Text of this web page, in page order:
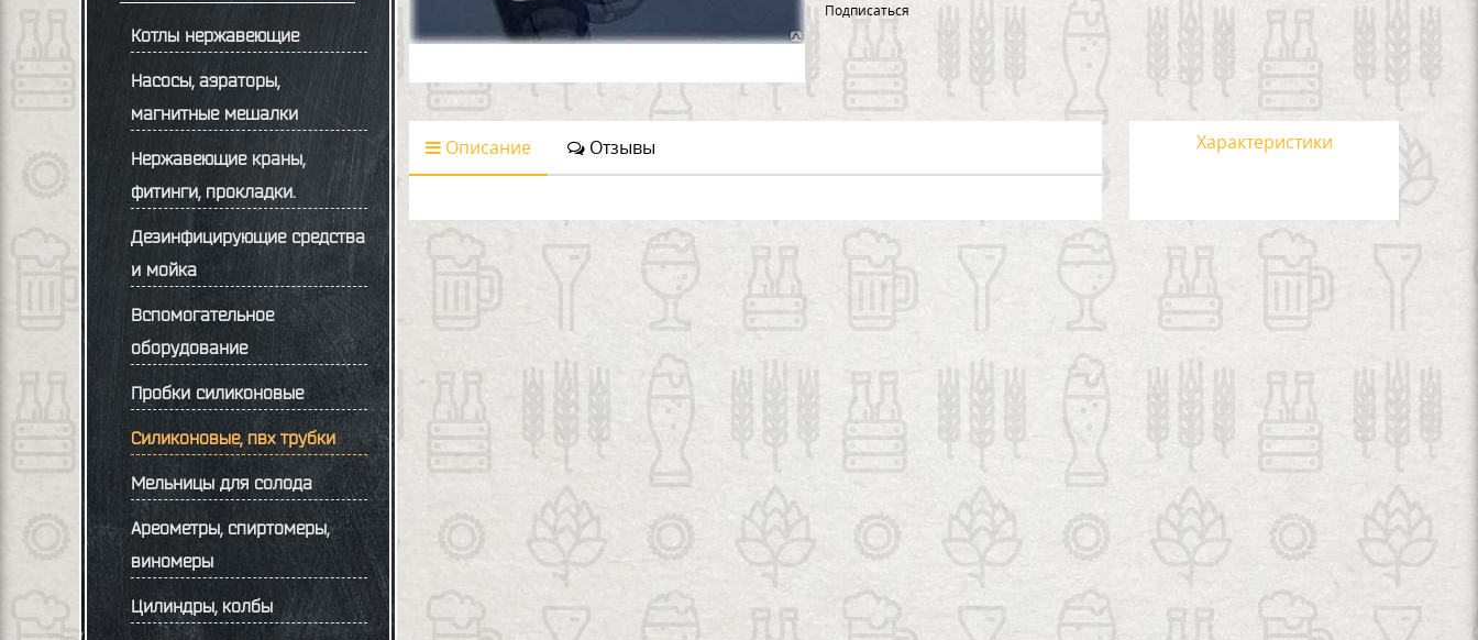
Котлы нержавеющие
Насосы, аэраторы,
магнитные мешалки
Нержавеющие краны,
фитинги, прокладки.
Дезинфицирующие средства
и мойка
Вспомогательное
оборудование
Пробки силиконовые
Силиконовые, пвх трубки
Мельницы для солода
Ареометры, спиртомеры,
виномеры
Цилиндры, колбы
Подписаться
Описание Отзывы Характеристики